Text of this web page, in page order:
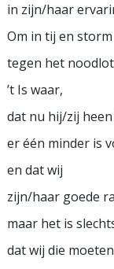
in zijn/haar
Om in tij en storm
tegen het
’t Is waar,
dat nu hij/zij heen
er één minder is
en dat wij
zijn/haar goede
maar het is
dat wij die